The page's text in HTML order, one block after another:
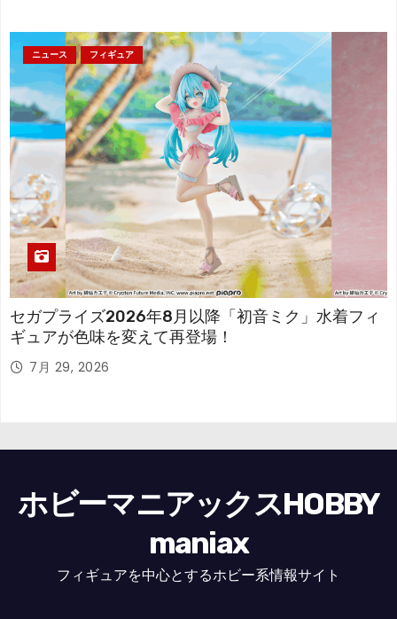
ニュース フィギュア
セガプライズ2026年8月以降「初音ミク」水着フィ
ギュアが色味を変えて再登場！
7月 29, 2026
ホビーマニアックスHOBBY
maniax
フィギュアを中心とするホビー系情報サイト